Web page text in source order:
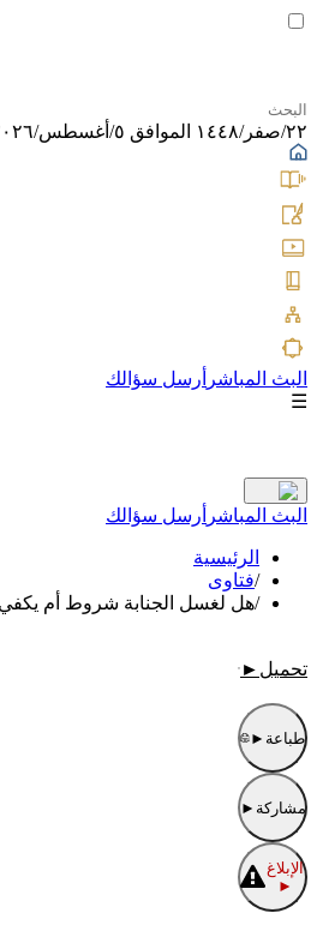
٢٢/صفر/١٤٤٨ الموافق ٥/أغسطس/٢٠٢٦
البث المباشر أرسل سؤالك
☰
البث المباشر أرسل سؤالك
الرئيسية
/فتاوى
/هل لغسل الجنابة شروط أم
تحميل ►
طباعة ►
مشاركة ►
الإبلاغ
►